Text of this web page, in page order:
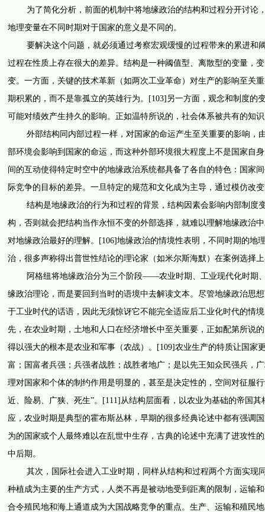
为了简化分析，前面的机制中将地缘政治的结构和过程分开讨论
地理变量在不同时期对于国家的意义是不同的。
要解决这个问题，就必须通过考察宏观缓慢的过程带来的累进和
过程在性质上存在很大的差异。结构是一种阈值型、离散型的变量，
变。一方面，关键的技术革新（如两次工业革命）对生产的影响至关
期积累的，而不是靠孤立的英雄行为。[103]另一方面，观念和制度
可能对绩效产生持久的影响。正如温特所说的，社会体系被共有的知
外部结构同内部过程一样，对国家的命运产生至关重要的影响，
部环境会影响到国家的命运，而这种外部环境很大程度上不是国家自
间的互动使得特定时空中的地缘政治系统都具备了各自的特色：国家
际竞争的目标的差异。一旦特定的规范和文化成为主导，通过模仿改
结构是地缘政治的行为和过程的背景，结构因素会影响内部制度
构，否则就会把结构当作永恒不变的外部选择，就难以理解地缘政治
对地缘政治最好的理解。[106]地缘政治的情境性表明，不同时期的
治，很多声称得出普世性结论的理论家（如米尔斯海默）在案例选择
阿格纽将地缘政治分为三个阶段——农业时期、工业现代化时期、
缘政治理论，而是要回到当时的语境中去解读文本。尽管地缘政治思
于工业时代的话语，因此无须惊讶它不能完全适应后工业化时代的情
先，在农业时期，土地和人口在经济增长中至关重要，正如配第所说
得以强大的根本是农业和军事（农战）。[109]农业生产的特质让国家
富；国富者兵强；兵强者战胜；战胜者地广；是以先王知众民强兵，
理对国家和个体的制约作用是明显的，甚至是决定性的，空间对征服
近、险易、广狭、死生”。[111]从结构层面看，以农业为基础的帝国
应，农业时期是典型的霍布斯丛林，早期的很多经典论述中都有强调
为的国家或个人最终难以在乱世中生存，古典的论述中充满了进攻性
中后期。
其次，国际社会进入工业时期，同样从结构和过程两个方面实现
种植成为主要的生产方式，人类不再是被动地受到距离的限制，运输
合令殖民地和海上通道成为大国战略竞争的重点。生产、运输和殖民